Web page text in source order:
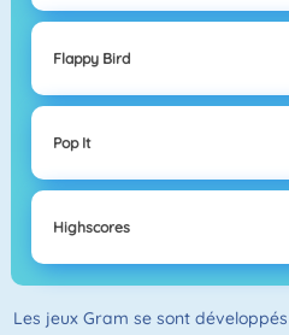
Flappy Bird
Pop It
Highscores
Les jeux Gram se sont